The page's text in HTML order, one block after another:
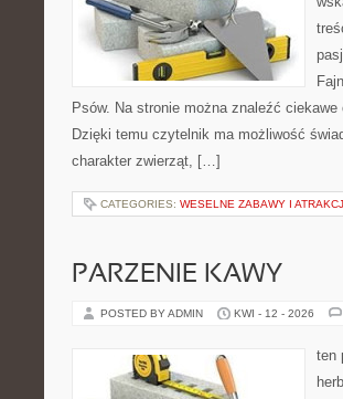
Psów. Na stronie można znaleźć
Dzięki temu czytelnik ma możliwość
charakter zwierząt, […]
CATEGORIES: WESELNE ZABAWY I
PARZENIE KAWY
POSTED BY ADMIN KWI - 12 - 2026
ten